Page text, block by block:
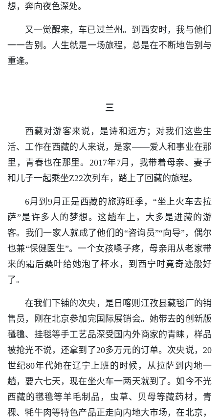
想，奔向夜色深处。
又一觉醒来，车已过兰州。到西安时，我与他们
一一告别。人生就是一场旅程，总是在不断地告别与
重逢。
三
西藏对游客来说，是诗和远方；对我们这些生
活、工作在西藏的人来说，是家——爱人和事业在那
里，青春也在那里。2017年7月，我带着母亲、妻子
和儿子一起乘坐Z22次列车，踏上了回藏的旅程。
6月到9月正是西藏的旅游旺季，“坐上火车去拉
萨”是许多人的梦想。这趟车上，大多是进藏的游
客。我们一家人就成了他们的“咨询员”“向导”，偶尔
也兼“保健医生”。一个女孩嗓子疼，母亲用从老家带
来的霜后桑叶给她泡了杯水，到西宁时竟奇迹般好
了。
在我们下铺的次央，是日喀则江孜县藏毯厂的销
售员，刚在北京参加完国际展销会。她带去的创新版
氆氇、挂毯等手工艺品深受国内外商家的青睐，样品
被抢光不说，还拿到了20多万元的订单。次央说，20
世纪80年代她在辽宁上班的时候，从拉萨到内地一
趟，要六七天，现在坐火车一两天就到了。如今不光
西藏的氆氇等羊毛制品，虫草、贝母等藏药材，青
稞、牦牛肉等特色产品正走向内地大市场，在北京，